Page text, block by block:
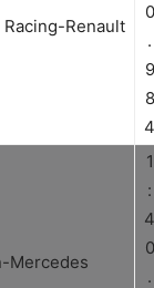
Racing-Renault
0
.
9
8
4
Mercedes
1
:
4
0
.